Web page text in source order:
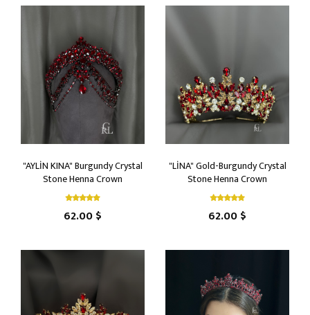
"AYLİN KINA" Burgundy Crystal
Stone Henna Crown
62.00 $
"LİNA" Gold-Burgundy Crystal
Stone Henna Crown
62.00 $